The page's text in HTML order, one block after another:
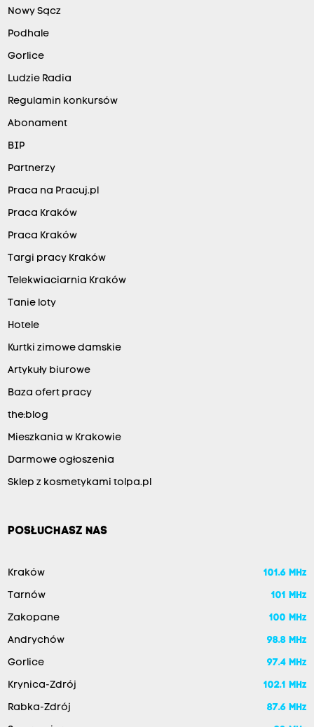
Nowy Sącz
Podhale
Gorlice
Ludzie Radia
Regulamin konkursów
Abonament
BIP
Partnerzy
Praca na Pracuj.pl
Praca Kraków
Praca Kraków
Targi pracy Kraków
Telekwiaciarnia Kraków
Tanie loty
Hotele
Kurtki zimowe damskie
Artykuły biurowe
Baza ofert pracy
the:blog
Mieszkania w Krakowie
Darmowe ogłoszenia
Sklep z kosmetykami tolpa.pl
POSŁUCHASZ NAS
Kraków 101.6 MHz
Tarnów 101 MHz
Zakopane 100 MHz
Andrychów 98.8 MHz
Gorlice 97.4 MHz
Krynica-Zdrój 102.1 MHz
Rabka-Zdrój 87.6 MHz